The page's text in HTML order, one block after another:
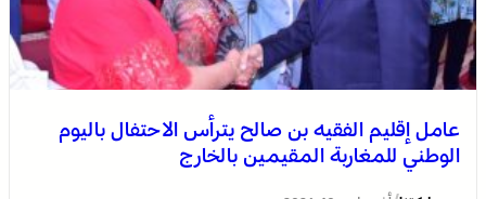
عامل إقليم الفقيه بن صالح يترأس الاحتفال باليوم
الوطني للمغاربة المقيمين بالخارج